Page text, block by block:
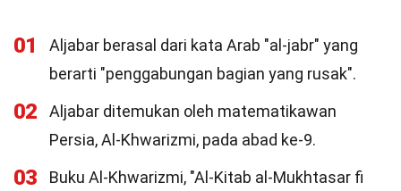
01
Aljabar berasal dari kata Arab "al-jabr" yang
berarti "penggabungan bagian yang rusak".
02
Aljabar ditemukan oleh matematikawan
Persia, Al-Khwarizmi, pada abad ke-9.
03
Buku Al-Khwarizmi, "Al-Kitab al-Mukhtasar fi